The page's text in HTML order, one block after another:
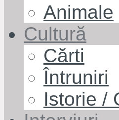
Animale
Cultură
Cărti
Întruniri
Istorie /